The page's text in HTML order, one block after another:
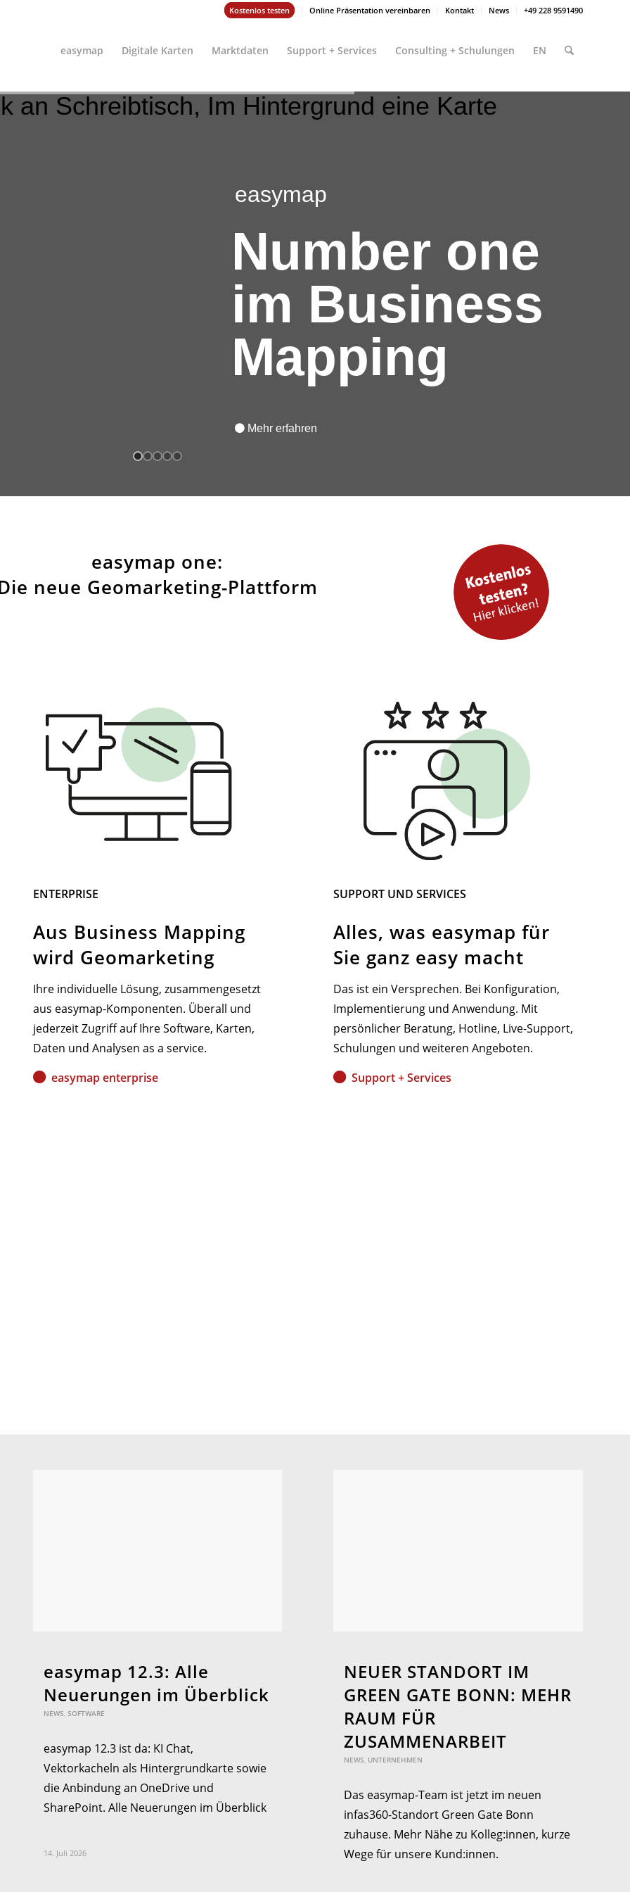
Kostenlos testen Online Präsentation vereinbaren Kontakt News +49 228 9591490
easymap Digitale Karten Marktdaten Support + Services Consulting + Schulungen EN
Mehr erfahren
Number one
im Business
Mapping
easymap
easymap one:
neue Geomarketing-Plattform
ENTERPRISE
Aus Business Mapping
wird Geomarketing
Ihre individuelle Lösung, zusammengesetzt
aus easymap-Komponenten. Überall und
jederzeit Zugriff auf Ihre Software, Karten,
Daten und Analysen as a service.
easymap enterprise
SUPPORT UND SERVICES
Alles, was easymap für
Sie ganz easy macht
Das ist ein Versprechen. Bei Konfiguration,
Implementierung und Anwendung. Mit
persönlicher Beratung, Hotline, Live-Support,
Schulungen und weiteren Angeboten.
Support + Services
easymap 12.3: Alle
Neuerungen im Überblick
NEWS, SOFTWARE
easymap 12.3 ist da: KI Chat,
Vektorkacheln als Hintergrundkarte sowie
die Anbindung an OneDrive und
SharePoint. Alle Neuerungen im Überblick
14. Juli 2026
NEUER STANDORT IM
GREEN GATE BONN: MEHR
RAUM FÜR
ZUSAMMENARBEIT
NEWS, UNTERNEHMEN
Das easymap-Team ist jetzt im neuen
infas360-Standort Green Gate Bonn
zuhause. Mehr Nähe zu Kolleg:innen, kurze
Wege für unsere Kund:innen.